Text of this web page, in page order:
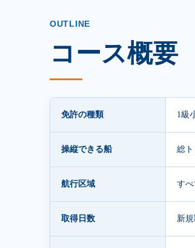
OUTLINE
コース概要
免許の種類 1級
操縦できる船 総
航行区域 す
取得日数 新